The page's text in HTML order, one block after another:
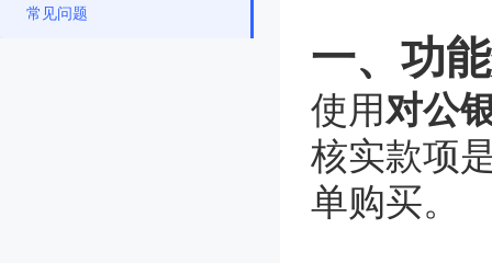
互动控件
微信模拟
分享与推广
常见问题
一、功
使用对公
核实款项
单购买。